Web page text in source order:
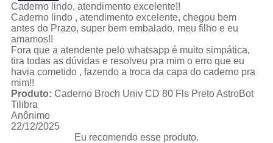
Caderno lindo, atendimento excelente!!
Caderno lindo , atendimento excelente, chegou bem
antes do Prazo, super bem embalado, meu filho e eu
amamos!!
Fora que a atendente pelo whatsapp é muito simpática,
tira todas as dúvidas e resolveu pra mim o erro que eu
havia cometido , fazendo a troca da capa do caderno pra
mim!!
Produto: Caderno Broch Univ CD 80 Fls Preto AstroBot
Tilibra
Anônimo
22/12/2025
Eu recomendo esse produto.